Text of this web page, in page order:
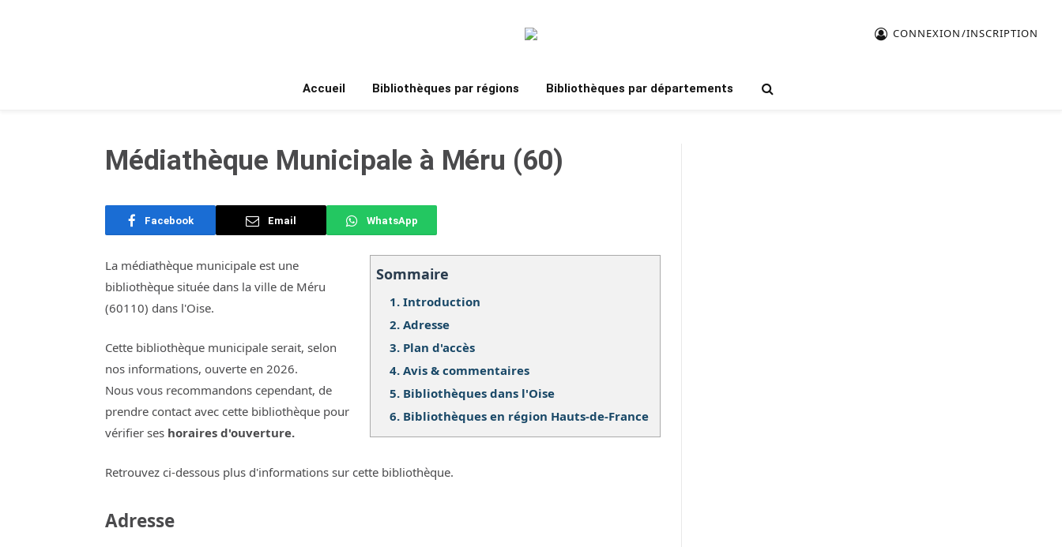
CONNEXION/INSCRIPTION
Accueil Bibliothèques par régions Bibliothèques par départements
Médiathèque Municipale à Méru (60)
Facebook Email WhatsApp
Sommaire
1. Introduction
2. Adresse
3. Plan d'accès
4. Avis & commentaires
5. Bibliothèques dans l'Oise
6. Bibliothèques en région Hauts-de-France
La médiathèque municipale est une
bibliothèque située dans la ville de Méru
(60110) dans l'Oise.
Cette bibliothèque municipale serait, selon
nos informations, ouverte en 2026.
Nous vous recommandons cependant, de
prendre contact avec cette bibliothèque pour
vérifier ses horaires d'ouverture.
Retrouvez ci-dessous plus d'informations sur cette bibliothèque.
Adresse